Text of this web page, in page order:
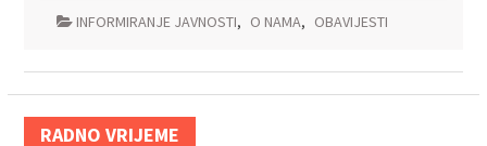
INFORMIRANJE JAVNOSTI, O NAMA, OBAVIJESTI
RADNO VRIJEME